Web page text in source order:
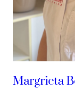
Margrieta